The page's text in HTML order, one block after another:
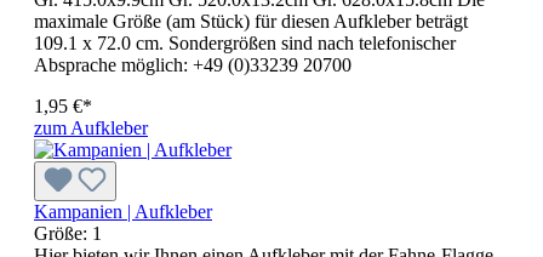
maximale Größe (am Stück) für diesen Aufkleber beträgt
109.1 x 72.0 cm. Sondergrößen sind nach telefonischer
Absprache möglich: +49 (0)33239 20700
1,95 €*
zum Aufkleber
Kampanien | Aufkleber
Größe: 1